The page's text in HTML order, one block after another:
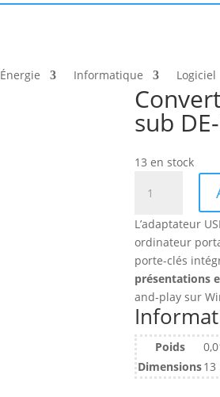
Énergie Informatique Logiciel
sub
13 en stock
Convertisseur
StarTech
vers
VGA
femelle
(D-
sub
DE-
L’adaptateur
ordinateur
porte-clés
présentations
and-play sur
Poids
Dimensions13